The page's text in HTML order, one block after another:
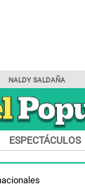
NALDY SALDAÑA
ESPECTÁCULOS